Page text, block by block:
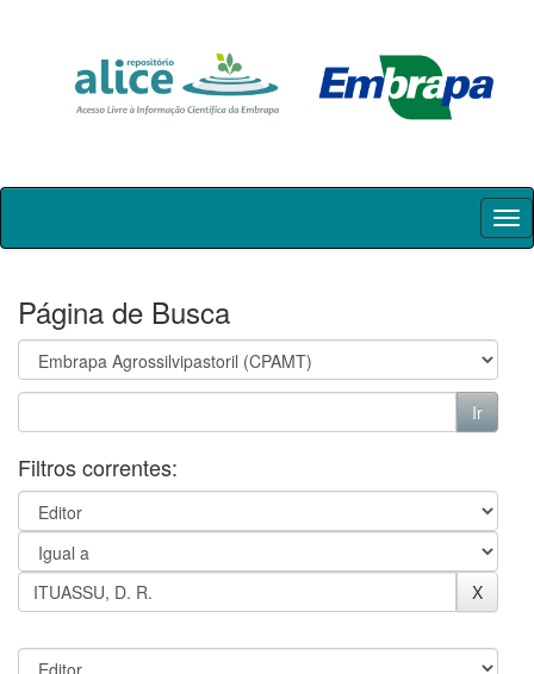
Skip
Página de Busca
Filtros correntes: